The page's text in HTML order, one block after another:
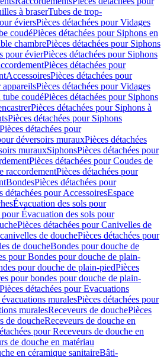
à braserTubes de trop-
éviersPièces détachées pour Vidages
coudéPièces détachées pour Siphons en
chambrePièces détachées pour Siphons
pour évierPièces détachées pour Siphons
Pièces détachées pour
AccessoiresPièces détachées pour
appareilsPièces détachées pour Vidages
tube coudéPièces détachées pour Siphons
Pièces détachées pour Siphons à
Pièces détachées pour Siphons
Pièces détachées pour
déversoirs murauxPièces détachées
murauxSiphonsPièces détachées pour
Pièces détachées pour Coudes de
raccordementPièces détachées pour
BondesPièces détachées pour
détachées pour AccessoiresEspace
Évacuation des sols pour
pour Évacuation des sols pour
Pièces détachées pour Canivelles de
de douchePièces détachées pour
de doucheBondes pour douche de
pour Bondes pour douche de plain-
pour douche de plain-piedPièces
pour bondes pour douche de plain-
Pièces détachées pour Evacuations
muralesPièces détachées pour
muralesReceveurs de douchePièces
de doucheReceveurs de douche en
pour Receveurs de douche en
de douche en matériau
en céramique sanitaireBâti-